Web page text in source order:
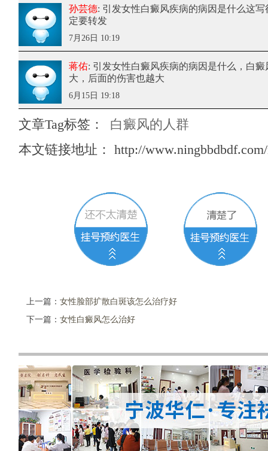
孙芸德: 引发女性白癜风疾病的病因是什么这写
定要转发
7月26日 10:19
蒋佑: 引发女性白癜风疾病的病因是什么 ，白
大，后面的伤害也越大
6月15日 19:18
文章Tag标签：
白癜风的人群
本文链接地址： http://
上一篇： 女性脸部扩散白斑该怎么治疗好
下一篇： 女性白癜风怎么治好